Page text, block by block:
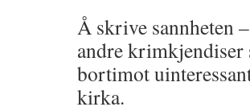
Å skrive sannheten
andre
bortimot
kirka.